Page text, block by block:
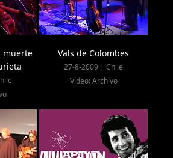
muerte
Vals de Colombes
27-8-2009 | Chile
Video: Archivo